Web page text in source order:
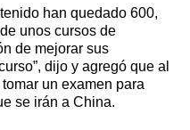
han quedado 600,
unos cursos de
de mejorar sus
dijo y agregó que al
un examen para
se irán a China.